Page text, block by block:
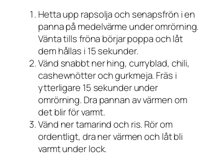
Hetta upp rapsolja och senapsfrön i en
panna på medelvärme under omrörning.
Vänta tills fröna börjar poppa och låt
dem hållas i 15 sekunder.
Vänd snabbt ner hing, curryblad, chili,
cashewnötter och gurkmeja. Fräs i
ytterligare 15 sekunder under
omrörning. Dra pannan av värmen om
det blir för varmt.
Vänd ner tamarind och ris. Rör om
ordentligt, dra ner värmen och låt bli
varmt under lock.